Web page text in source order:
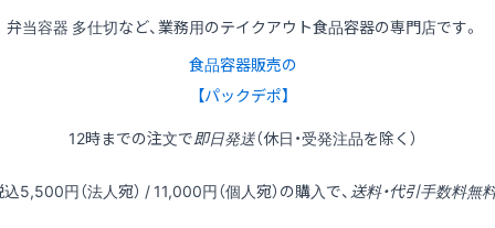
弁当容器 多仕切など、業務用のテイクアウト食品容器の専門店です。
食品容器販売の
【パックデポ】
12時までの注文で即日発送（休日・受発注品を除く）
込5,500円（法人宛） / 11,000円（個人宛）の購入で、 送料・代引手数料無